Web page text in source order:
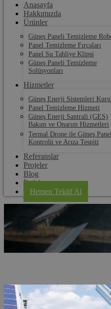
Anasayfa
Hakkımızda
Ürünler
Güneş Paneli Temizleme
Panel Temizleme Fırçaları
Panel Su Tahliye Klipsi
Güneş Paneli Temizleme
Solüsyonları
Hizmetler
Güneş Enerji Sistemleri
Panel Temizleme Hizmeti
Güneş Enerji Santrali (GES)
Bakım ve Onarım Hizmetleri
Termal Drone ile Güneş
Kontrolü ve Arıza Tespiti
Referanslar
Projeler
Blog
İletişim
Hemen Teklif Al